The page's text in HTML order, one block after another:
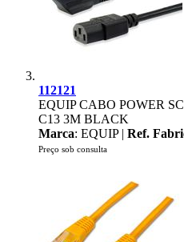
112121
EQUIP CABO POWER
C13 3M BLACK
Marca: EQUIP | Ref.
Preço sob consulta